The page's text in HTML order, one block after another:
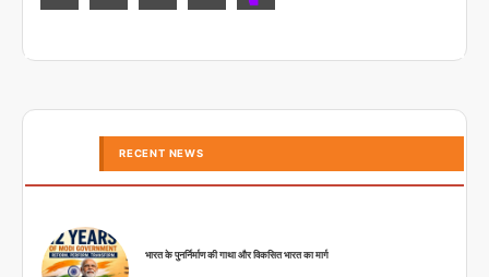
RECENT NEWS
भारत के पुनर्निर्माण की गाथा और विकसित भारत का मार्ग